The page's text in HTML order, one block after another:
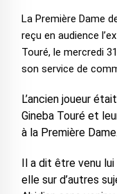
La Première Dame
reçu en audience
Touré, le mercredi
son service de
L’ancien joueur
Gineba Touré et
à la Première Dame.
Il a dit être venu
elle sur d’autres